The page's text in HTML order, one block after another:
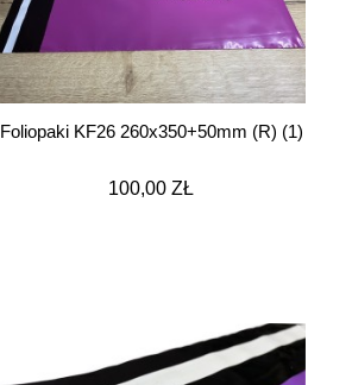
Foliopaki KF26 260x350+50mm (R) (1)
100,00 ZŁ